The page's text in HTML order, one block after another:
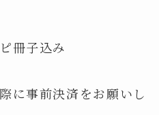
冊子込み
に事前決済をお願いし